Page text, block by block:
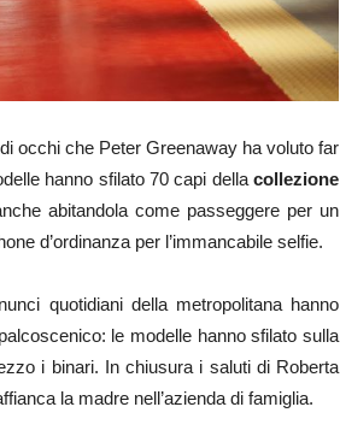
occhi che Peter Greenaway ha voluto far
hanno sfilato 70 capi della collezione
abitandola come passeggere per un
d’ordinanza per l’immancabile selfie.
quotidiani della metropolitana hanno
le modelle hanno sfilato sulla
i binari. In chiusura i saluti di Roberta
la madre nell’azienda di famiglia.